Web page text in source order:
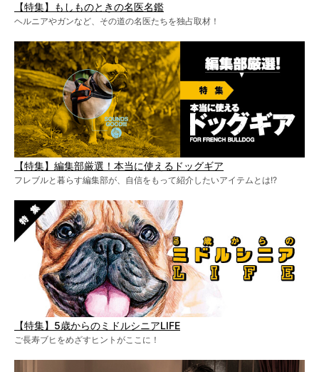
【特集】もしものときの名医名鑑
ヘルニアやガンなど、その道の名医たちを独占取材！
【特集】編集部厳選！本当に使えるドッグギア
フレブルと暮らす編集部が、自信をもって紹介したいアイテムとは!?
【特集】5歳からのミドルシニアLIFE
ご長寿ブヒをめざすヒントがここに！